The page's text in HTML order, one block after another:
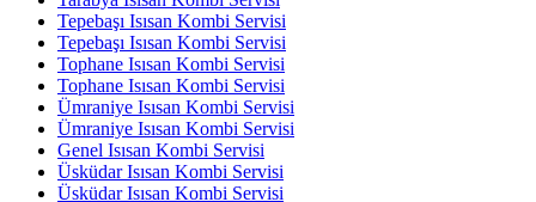
Tepebaşı Isısan Kombi Servisi
Tepebaşı Isısan Kombi Servisi
Tophane Isısan Kombi Servisi
Tophane Isısan Kombi Servisi
Ümraniye Isısan Kombi Servisi
Ümraniye Isısan Kombi Servisi
Genel Isısan Kombi Servisi
Üsküdar Isısan Kombi Servisi
Üsküdar Isısan Kombi Servisi